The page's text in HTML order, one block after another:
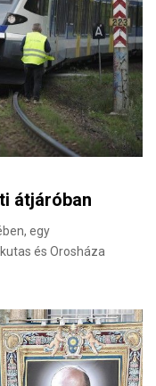
átjáróban
egy
és Orosháza